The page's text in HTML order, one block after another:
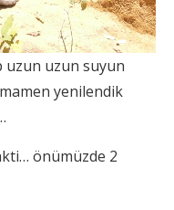
uzun uzun suyun
yenilendik
önümüzde 2